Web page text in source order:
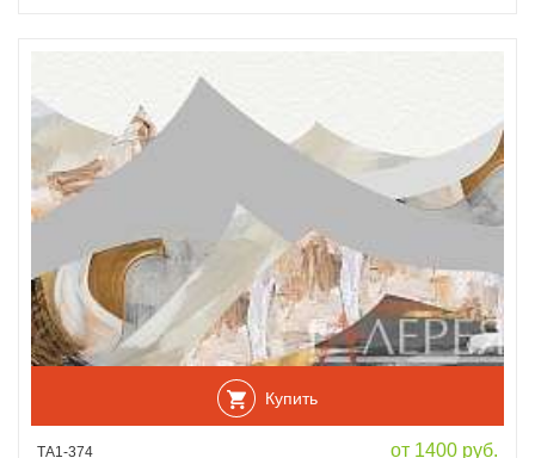
Купить
ТА1-374 от 1400 руб.